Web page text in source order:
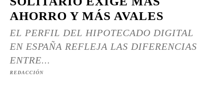
AHORRO Y MÁS AVALES
EL PERFIL DEL HIPOTECADO DIGITAL
EN ESPAÑA REFLEJA LAS DIFERENCIAS
ENTRE...
REDACCIÓN